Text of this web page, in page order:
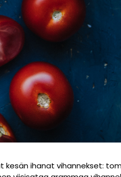
ihanat vihannekset: